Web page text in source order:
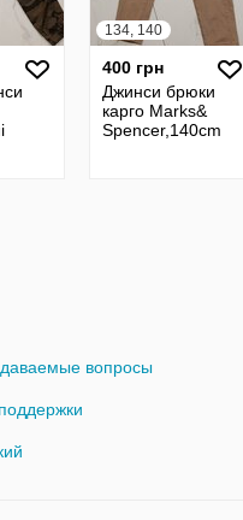
134, 140
400 грн
Джинси брюки
карго Marks&
Spencer,140cm
вопросы